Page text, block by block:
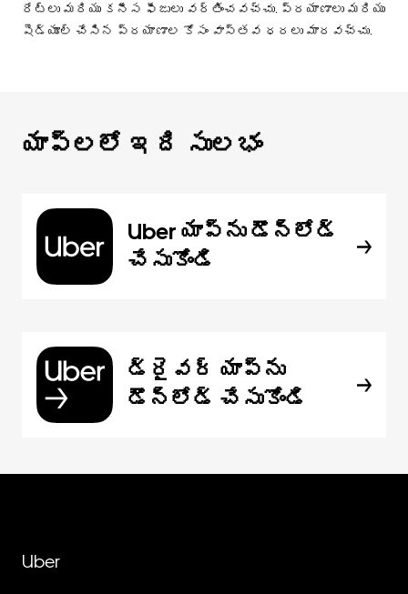
రేట్లు మరియు కనీస ఫీజులు వర్తించవచ్చు. ప్రయాణాలు మరియు
షెడ్యూల్ చేసిన ప్రయాణాల కోసం వాస్తవ ధరలు మారవచ్చు.
యాప్‌లలో ఇది సులభం
Uber యాప్‌ను డౌన్‌లోడ్
చేసుకోండి
డ్రైవర్ యాప్‌ను
డౌన్‌లోడ్ చేసుకోండి
Uber